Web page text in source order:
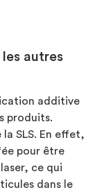
autres
additive
produits.
SLS. En effet,
pour être
ce qui
dans le